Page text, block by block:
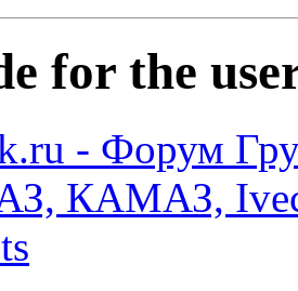
for the
- Форум
КАМАЗ,